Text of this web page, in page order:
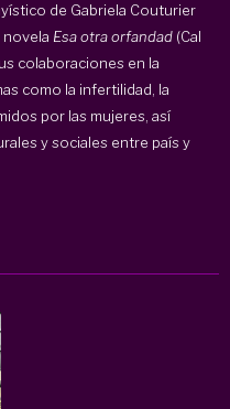
de Gabriela Couturier
novela Esa otra orfandad (Cal
colaboraciones en la
como la infertilidad, la
por las mujeres, así
y sociales entre país y